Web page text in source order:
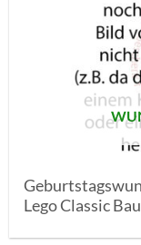
Lego Classic